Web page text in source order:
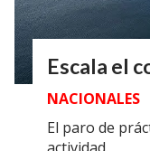
Escala el
NACIONALES
El paro de